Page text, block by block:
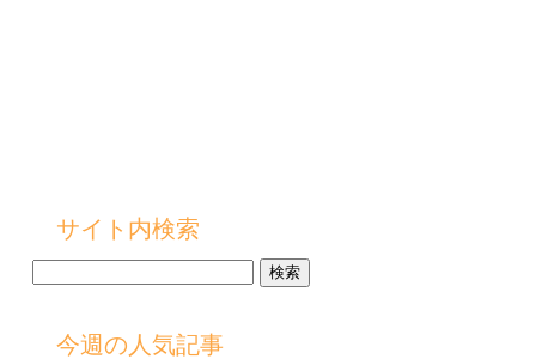
サイト内検索
今週の人気記事